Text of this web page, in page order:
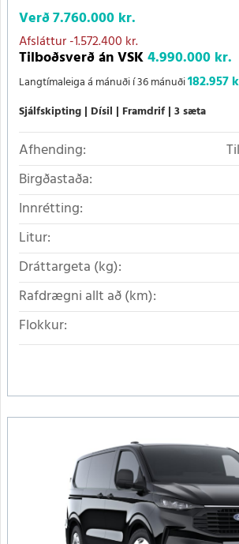
Verð7.760.000 kr.
Afsláttur-1.572.400 kr.
Tilboðsverð án VSK4.990.000 kr.
Langtímaleiga á mánuði í 36 mánuði182.957
Sjálfskipting Dísil Framdrif 3 sæta
Afhending:
Birgðastaða:
Innrétting:
Litur:
Dráttargeta (kg):
Rafdrægni allt að (km):
Flokkur: